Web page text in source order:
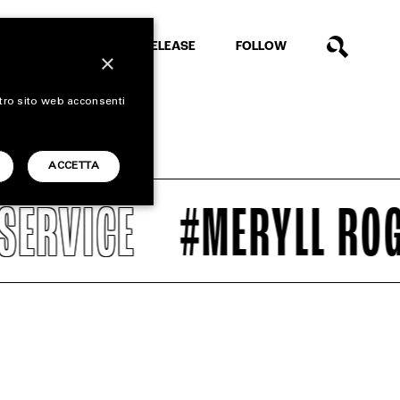
RELEASE FOLLOW
#MERYLL
×
sito web acconsenti
ACCETTA